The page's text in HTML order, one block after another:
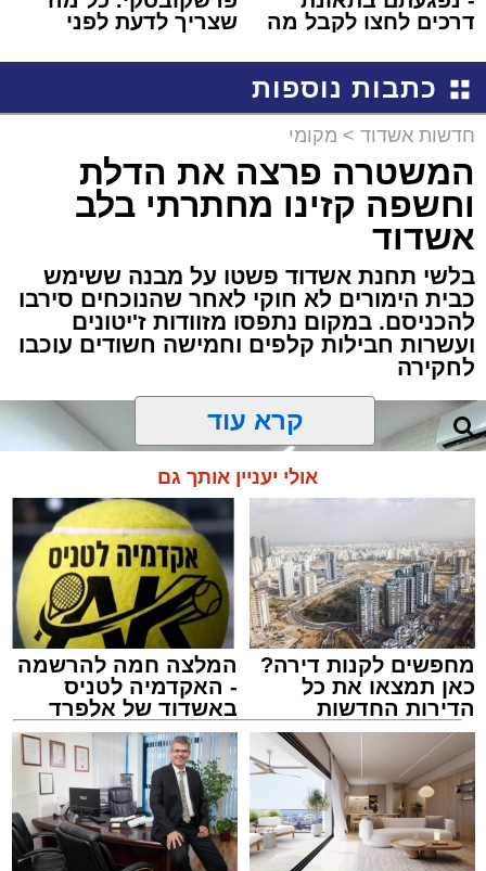
דרכים לחצו לקבל מה
שצריך לדעת לפני
באשדוד
כתבות נוספות
חדשות אשדוד > מקומי
המשטרה פרצה את הדלת
וחשפה קזינו מחתרתי בלב
אשדוד
בלשי תחנת אשדוד פשטו על מבנה ששימש
כבית הימורים לא חוקי לאחר שהנוכחים סירבו
להכניסם. במקום נתפסו מזוודות ז'יטונים
ועשרות חבילות קלפים וחמישה חשודים עוכבו
לחקירה
צילום: דוברות המשטרה
מערכת האתר / 15:35 09.08.26
קרא עוד
אולי יעניין אותך גם
מחפשים לקנות דירה?
כאן תמצאו את כל
הדירות החדשות
למכירה באשדוד >>>
המלצה חמה להרשמה
- האקדמיה לטניס
באשדוד של אלפרד
קריאולנסקי - לילדים